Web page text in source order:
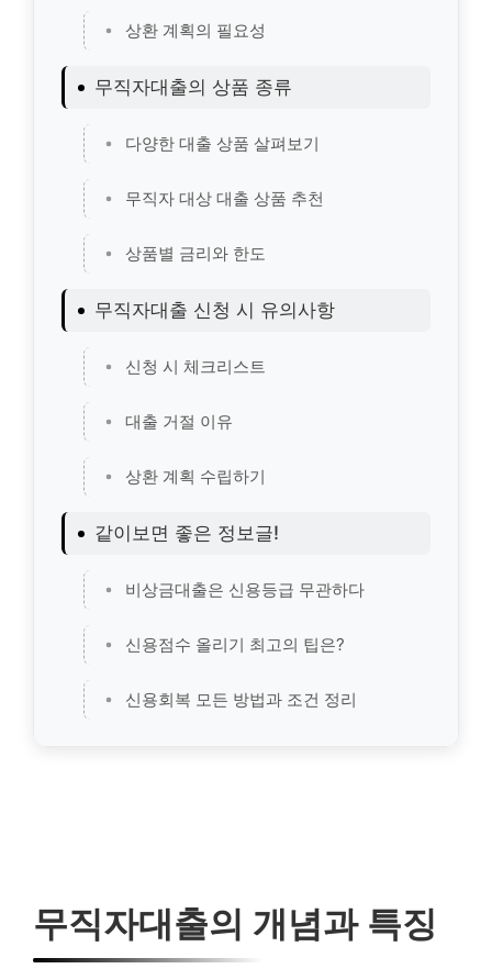
상환 계획의 필요성
무직자대출의 상품 종류
다양한 대출 상품 살펴보기
무직자 대상 대출 상품 추천
상품별 금리와 한도
무직자대출 신청 시 유의사항
신청 시 체크리스트
대출 거절 이유
상환 계획 수립하기
같이보면 좋은 정보글!
비상금대출은 신용등급 무관하다
신용점수 올리기 최고의 팁은?
신용회복 모든 방법과 조건 정리
무직자대출의 개념과 특징